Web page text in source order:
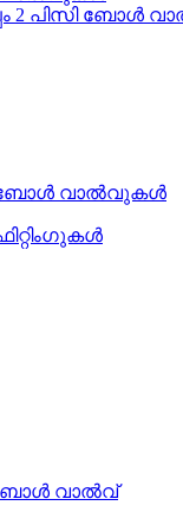
2 പിസി ബോൾ
ബോൾ വാൽവുകൾ
ബോൾ വാൽവ്